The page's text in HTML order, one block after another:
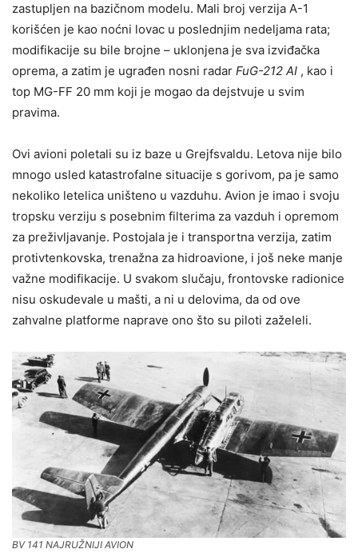
zastupljen na bazičnom modelu. Mali broj verzija A-1
korišćen je kao noćni lovac u poslednjim nedeljama rata;
modifikacije su bile brojne – uklonjena je sva izviđačka
oprema, a zatim je ugrađen nosni radar FuG-212 AI , kao i
top MG-FF 20 mm koji je mogao da dejstvuje u svim
pravima.
Ovi avioni poletali su iz baze u Grejfsvaldu. Letova nije bilo
mnogo usled katastrofalne situacije s gorivom, pa je samo
nekoliko letelica uništeno u vazduhu. Avion je imao i svoju
tropsku verziju s posebnim filterima za vazduh i opremom
za preživljavanje. Postojala je i transportna verzija, zatim
protivtenkovska, trenažna za hidroavione, i još neke manje
važne modifikacije. U svakom slučaju, frontovske radionice
nisu oskudevale u mašti, a ni u delovima, da od ove
zahvalne platforme naprave ono što su piloti zaželeli.
BV 141 NAJRUŽNIJI AVION